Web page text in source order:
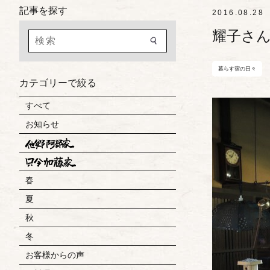
2016.08.28
耀子さ
暮らす宿の日々
記事を探す
カテゴリーで絞る
すべて
お知らせ
春
夏
秋
冬
お客様からの声